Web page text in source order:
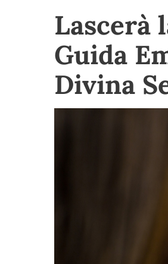
Lascerà
Guida
Divina